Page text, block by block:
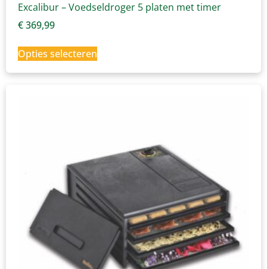
Excalibur – Voedseldroger 5 platen met timer
€369,99
Opties selecteren